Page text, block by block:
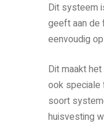
Dit systeem
geeft aan de
eenvoudig
Dit maakt
ook speciale
soort
huisvesting